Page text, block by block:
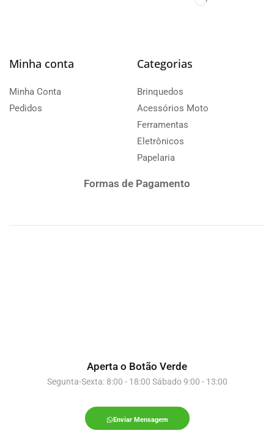
Minha conta
Minha Conta
Pedidos
Categorias
Brinquedos
Acessórios Moto
Ferramentas
Eletrônicos
Papelaria
Formas de Pagamento
Aperta o Botão Verde
Segunta-Sexta: 8:00 - 18:00 Sábado 9:00 - 13:00
Enviar Mensagem